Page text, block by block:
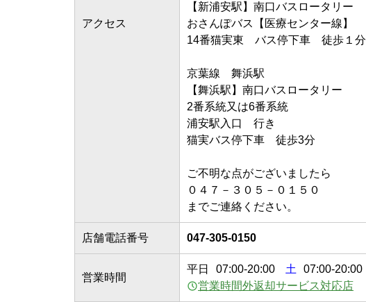
アクセス
【新浦安駅】南口バスロータリー
おさんぽバス【医療センター線】
14番猫実東　バス停下車　徒歩１分
京葉線　舞浜駅
【舞浜駅】南口バスロータリー
2番系統又は6番系統
浦安駅入口　行き
猫実バス停下車　徒歩3分
ご不明な点がございましたら
０４７－３０５－０１５０
までご連絡ください。
店舗電話番号 047-305-0150
営業時間
平日 07:00-20:00 土 07:00-20:00
営業時間外返却サービス対応店